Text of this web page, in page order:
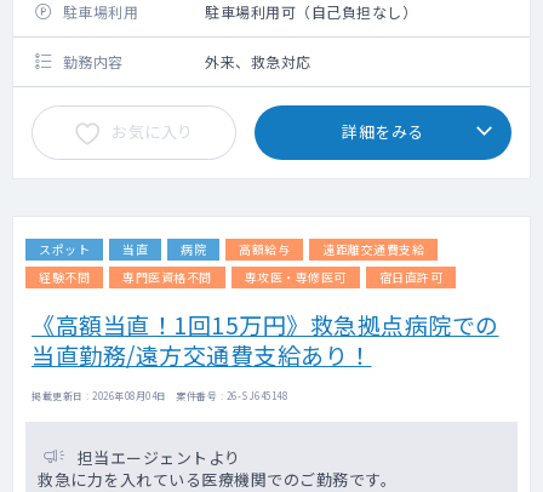
駐車場利用 駐車場利用可（自己負担なし）
勤務内容 外来、救急対応
お気に入り 詳細をみる
スポット 当直 病院 高額給与
遠距離交通費支給
経験不問
専門医資格不問 専攻医・専修医可 宿日直許可
《高額当直！1回15万円》救急拠点病院での
当直勤務/遠方交通費支給あり！
掲載更新日 : 2026年08月04日 案件番号 : 26-SJ645148
担当エージェントより
救急に力を入れている医療機関でのご勤務です。